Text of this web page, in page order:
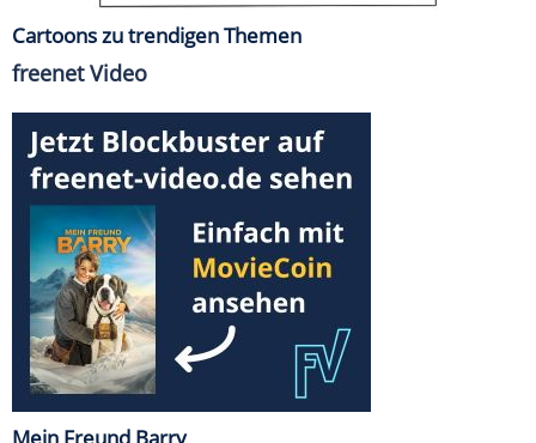
Cartoons zu trendigen Themen
freenet Video
Mein Freund Barry